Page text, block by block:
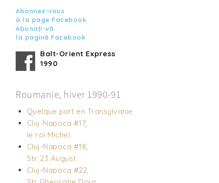
Abonnez-vous
à la page Facebook
Abonaţi-vă
la pagină Facebook
Balt-Orient Express
1990
Roumanie, hiver 1990-91
Quelque part en Transylvanie
Cluj-Napoca #17,
le roi Michel
Cluj-Napoca #18,
Str. 23 August
Cluj-Napoca #22,